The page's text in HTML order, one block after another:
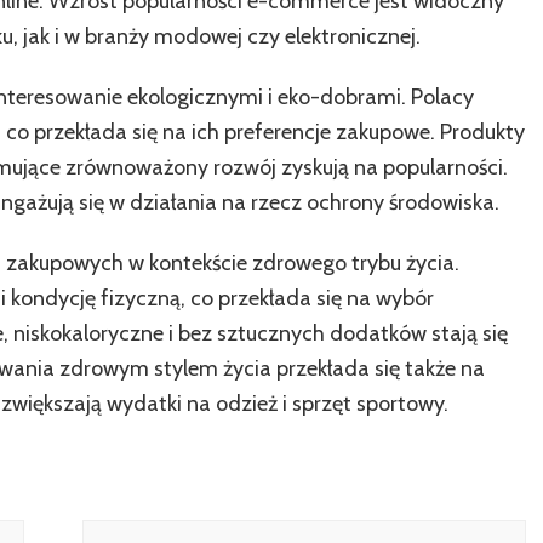
jak i w branży modowej czy elektronicznej.
ekologicznymi i eko-dobrami. Polacy
przekłada się na ich preferencje zakupowe. Produkty
zrównoważony rozwój zyskują na popularności.
się w działania na rzecz ochrony środowiska.
w kontekście zdrowego trybu życia.
fizyczną, co przekłada się na wybór
i bez sztucznych dodatków stają się
zdrowym stylem życia przekłada się także na
wydatki na odzież i sprzęt sportowy.